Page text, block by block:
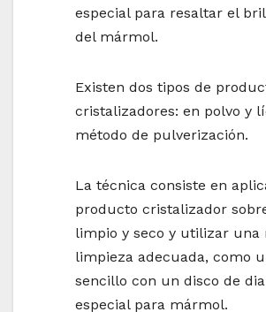
especial para resaltar el
del mármol.
Existen dos tipos de
cristalizadores: en polvo y
método de pulverización.
La técnica consiste en
producto cristalizador
limpio y seco y utilizar una
limpieza adecuada, como
sencillo con un disco de
especial para mármol.